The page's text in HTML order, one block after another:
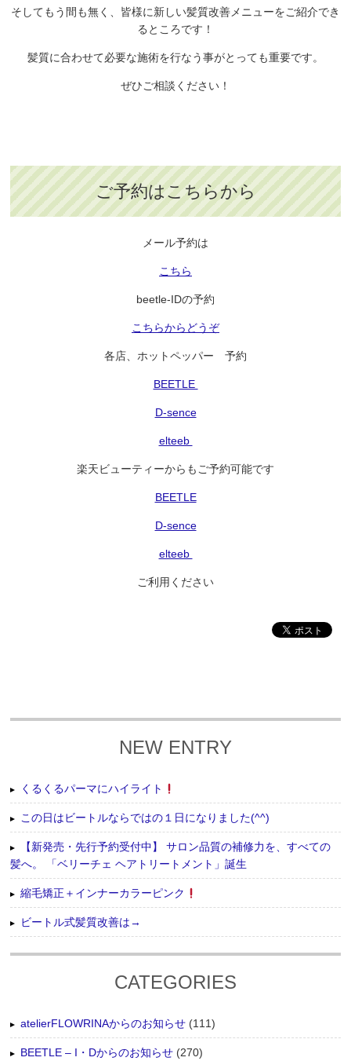
そしてもう間も無く、皆様に新しい髪質改善メニューをご紹介でき
るところです！
髪質に合わせて必要な施術を行なう事がとっても重要です。
ぜひご相談ください！
ご予約はこちらから
メール予約は
こちら
beetle-IDの予約
こちらからどうぞ
各店、ホットペッパー 予約
BEETLE
D-sence
elteeb
楽天ビューティーからもご予約可能です
BEETLE
D-sence
elteeb
ご利用ください
NEW ENTRY
くるくるパーマにハイライト
この日はビートルならではの１日になりました(^^)
【新発売・先行予約受付中】 サロン品質の補修力を、すべての
髪へ。 「ベリーチェ ヘアトリートメント」誕生
縮毛矯正＋インナーカラーピンク
ビートル式髪質改善は→
CATEGORIES
atelierFLOWRINAからのお知らせ (111)
BEETLE – I・Dからのお知らせ (270)